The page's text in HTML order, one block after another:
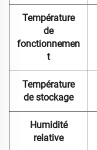
Température
de
fonctionnemen
t
Température
de stockage
Humidité
relative